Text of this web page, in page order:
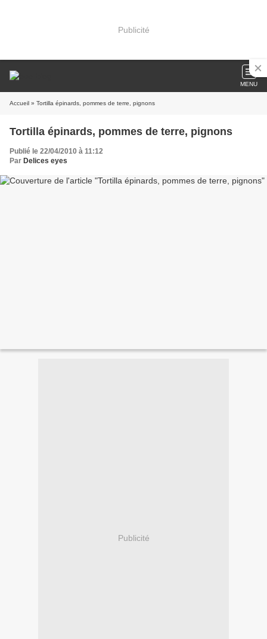
Publicité
MENU
Accueil » Tortilla épinards, pommes de terre, pignons
Tortilla épinards, pommes de terre, pignons
Publié le 22/04/2010 à 11:12
Par Delices eyes
Publicité